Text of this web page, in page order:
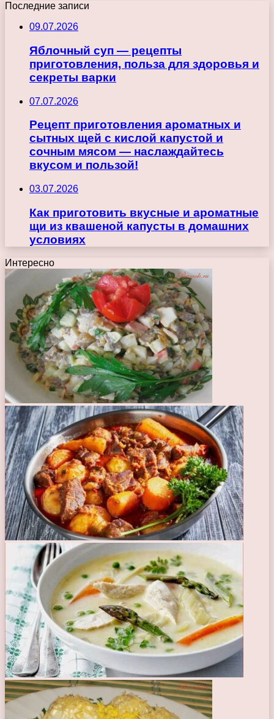
Последние записи
09.07.2026
Яблочный суп — рецепты
приготовления, польза для здоровья и
секреты варки
07.07.2026
Рецепт приготовления ароматных и
сытных щей с кислой капустой и
сочным мясом — наслаждайтесь
вкусом и пользой!
03.07.2026
Как приготовить вкусные и ароматные
щи из квашеной капусты в домашних
условиях
Интересно